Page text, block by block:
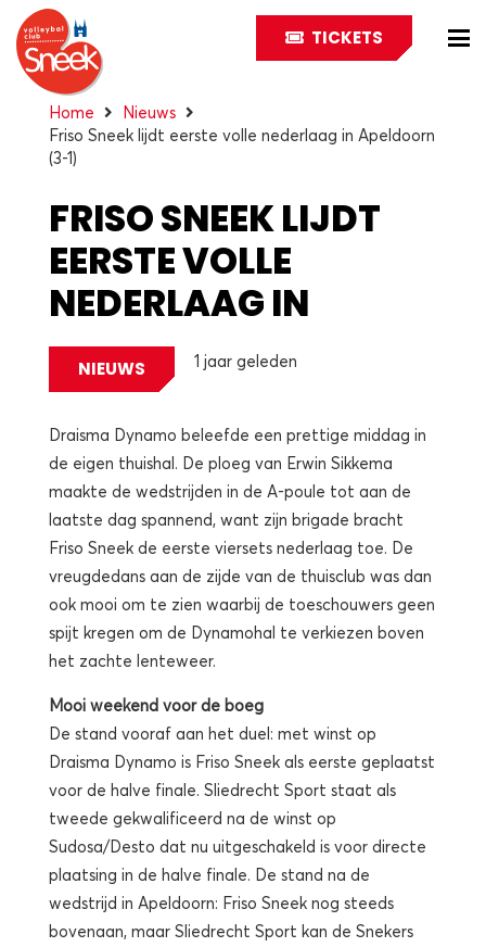
TICKETS
Home
Nieuws
Friso Sneek lijdt eerste volle nederlaag in Apeldoorn
(3-1)
FRISO SNEEK LIJDT
EERSTE VOLLE
NEDERLAAG IN
APELDOORN (3-1)
NIEUWS 1 jaar geleden
Draisma Dynamo beleefde een prettige middag in
de eigen thuishal. De ploeg van Erwin Sikkema
maakte de wedstrijden in de A-poule tot aan de
laatste dag spannend, want zijn brigade bracht
Friso Sneek de eerste viersets nederlaag toe. De
vreugdedans aan de zijde van de thuisclub was dan
ook mooi om te zien waarbij de toeschouwers geen
spijt kregen om de Dynamohal te verkiezen boven
het zachte lenteweer.
Mooi weekend voor de boeg
De stand vooraf aan het duel: met winst op
Draisma Dynamo is Friso Sneek als eerste geplaatst
voor de halve finale. Sliedrecht Sport staat als
tweede gekwalificeerd na de winst op
Sudosa/Desto dat nu uitgeschakeld is voor directe
plaatsing in de halve finale. De stand na de
wedstrijd in Apeldoorn: Friso Sneek nog steeds
bovenaan, maar Sliedrecht Sport kan de Snekers